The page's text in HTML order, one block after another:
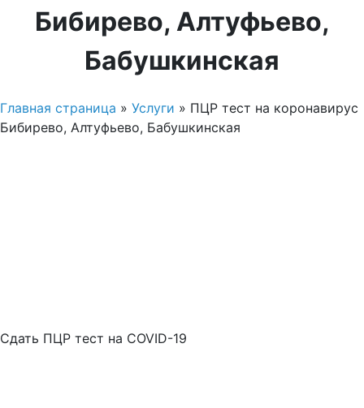
Бибирево, Алтуфьево,
Бабушкинская
Главная страница » Услуги » ПЦР тест на коронавирус
Бибирево, Алтуфьево, Бабушкинская
Сдать ПЦР тест на COVID-19